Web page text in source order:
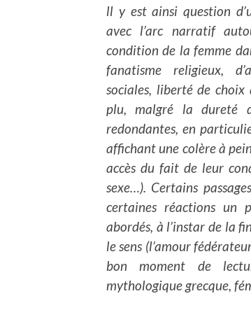
ll y est ainsi question
avec l’arc narratif
condition de la femme
fanatisme religieux,
sociales, liberté de choix
plu, malgré la dureté
redondantes, en
affichant une colère à
accès du fait de leur
sexe…). Certains
certaines réactions un
abordés, à l’instar de la
le sens (l’amour
bon moment de
mythologique grecque,